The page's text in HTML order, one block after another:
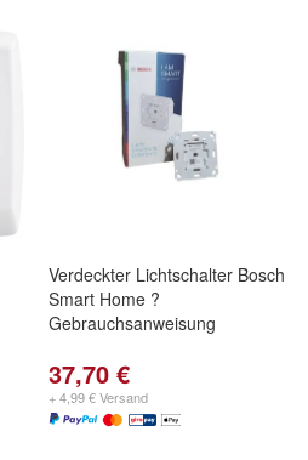
Verdeckter Lichtschalter Bosch
Smart Home ?
Gebrauchsanweisung
37,70 €
+ 4,99 € Versand